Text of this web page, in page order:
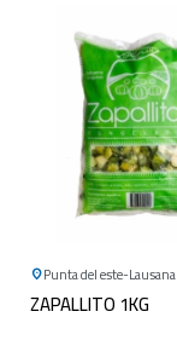
Punta del este Lausana
ZAPALLITO 1KG